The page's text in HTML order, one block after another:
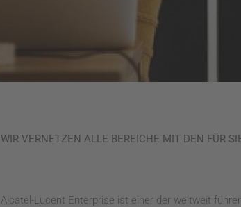
WIR VERNETZEN ALLE BEREICHE MIT DEN FÜR
Alcatel-Lucent Enterprise ist einer der weltweit